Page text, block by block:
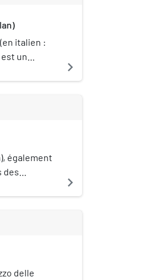
italien :
un
navigate_next
également
des
de la
navigate_next
delle